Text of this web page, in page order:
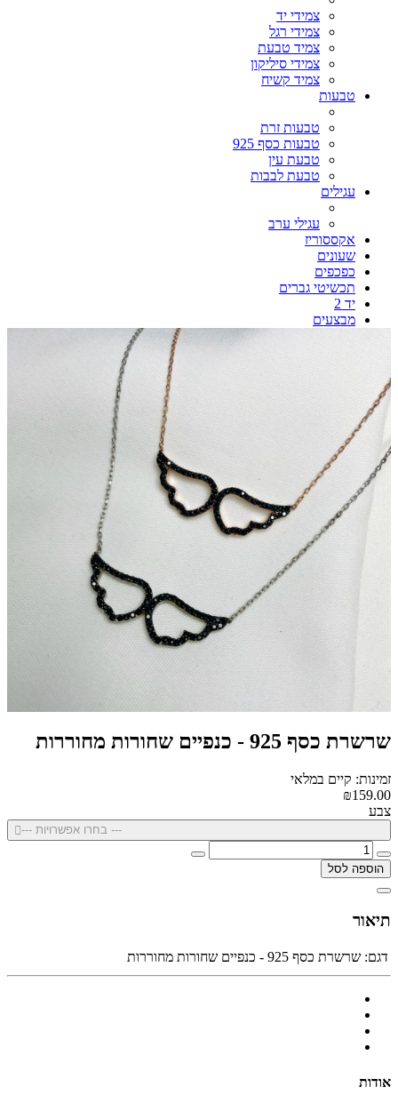
צמידי יד
צמידי רגל
צמיד טבעת
צמידי סיליקון
צמיד קשיח
טבעות
טבעות זרת
טבעות כסף 925
טבעת עין
טבעת לבבות
עגילים
עגילי ערב
אקססוריז
שעונים
כפכפים
תכשיטי גברים
יד 2
מבצעים
שרשרת כסף 925 - כנפיים שחורות מחוררות
זמינות: קיים במלאי
₪159.00
צבע
--- בחרו אפשרויות ---
הוספה לסל
תיאור
דגם: שרשרת כסף 925 - כנפיים שחורות מחוררות
אודות